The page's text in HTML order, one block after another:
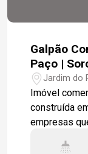
Galpão
Paço |
Jardim do
Imóvel
construída
empresas
no Jardim